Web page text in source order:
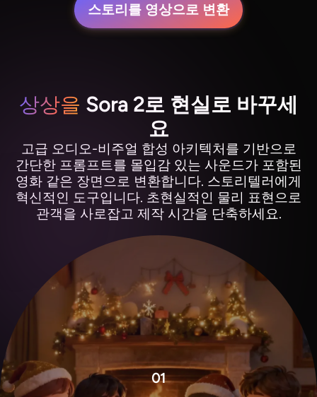
스토리를 영상으로 변환
상상을 Sora 2로 현실로 바꾸세
요
고급 오디오-비주얼 합성 아키텍처를 기반으로
간단한 프롬프트를 몰입감 있는 사운드가 포함된
영화 같은 장면으로 변환합니다. 스토리텔러에게
혁신적인 도구입니다. 초현실적인 물리 표현으로
관객을 사로잡고 제작 시간을 단축하세요.
01